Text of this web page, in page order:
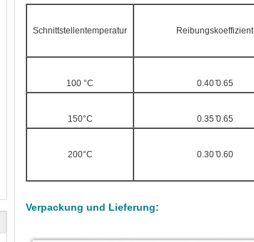
Schnittstellentemperatur Reibungskoeffizient
100 °C 0.40 ̊0.65
150°C 0.35 ̊0.65
200°C 0.30 ̊0.60
Verpackung und Lieferung: